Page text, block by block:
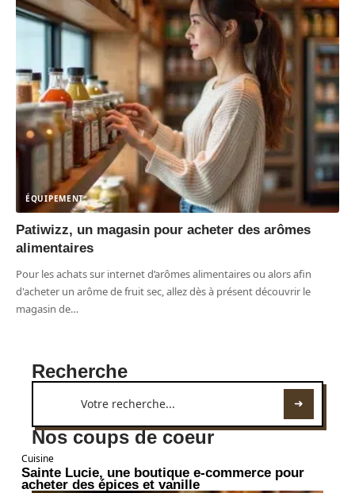
ÉQUIPEMENT
Patiwizz, un magasin pour acheter des arômes
alimentaires
Pour les achats sur internet d’arômes alimentaires ou alors afin
d'acheter un arôme de fruit sec, allez dès à présent découvrir le
magasin de…
Recherche
Nos coups de coeur
Cuisine
Sainte Lucie, une boutique e-commerce pour
acheter des épices et vanille